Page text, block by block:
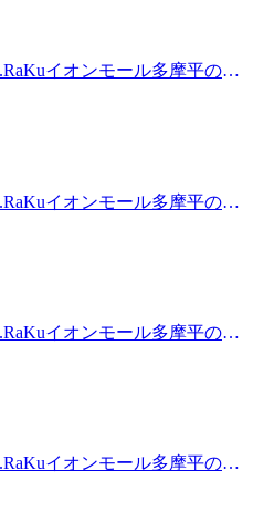
ール多摩平の森店〈アクセ
分八王子駅・日野駅・立川駅
からは車でのご利用がオス
1147※オンラインで△や×と
がご案内可能となっておりま
・*.。・。。・*.。・*.。・*
いから流しそうめんの写真を
組み立てて流しそうめん台を
ました。そうめん台の傾斜が
るとそうめんは流れないし、
減に調節するのが難儀だ
前後にはぜひ「ボディケア」
。。・*.。・*.。・*『肩甲
分～21時(20時20分最終受付)
の森店〈アクセス〉JR中央
日野駅・立川駅からもアク
のご利用がオススメ♪飛鳥
図書館から徒歩10分圏内。
ンラインで△や×と表示され
ります。お気軽にお問い合わ
イオンモール多摩平の森
知らせです!以下の時間帯に
14:5017:00-19:00がご案
*.。・*.。・*.。・*.。・
肩甲骨ケア&amp;骨盤ストレ
ディケア♪〈営業時間〉終
受付)〈住所〉日野市多摩平
イオンモール多摩
豊田駅から徒歩5分八王子
セス◎高幡不動・南平からは
電話番号〉042-843-1147※オ
ください^^
イオンモール多摩平の森
知らせです!以下の時間帯に
がご案内可能となっておりま
・*.。・。。・*.。・*.。・*
ょうか？夏の暑さで疲れやす
いらっしゃると思います。そ
スッキリ血行促進！アロマ
にぜひお試しください(^^♪良
。・*.。・*.。・*.。・
ディケア♪〈営業時間〉終
イオンモール多摩平の森
知らせです!以下の時間帯に
がご案内可能となっておりま
・*.。・。。・*.。・*.。・*
か？この時期になると、道々
りばしを刺した動物の置物を
イオンモール多摩平の森